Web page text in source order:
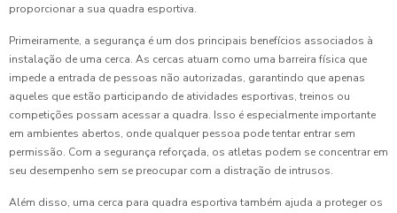
proporcionar a sua quadra esportiva.
Primeiramente, a segurança é um dos principais benefícios associados à
instalação de uma cerca. As cercas atuam como uma barreira física que
impede a entrada de pessoas não autorizadas, garantindo que apenas
aqueles que estão participando de atividades esportivas, treinos ou
competições possam acessar a quadra. Isso é especialmente importante
em ambientes abertos, onde qualquer pessoa pode tentar entrar sem
permissão. Com a segurança reforçada, os atletas podem se concentrar em
seu desempenho sem se preocupar com a distração de intrusos.
Além disso, uma cerca para quadra esportiva também ajuda a proteger os